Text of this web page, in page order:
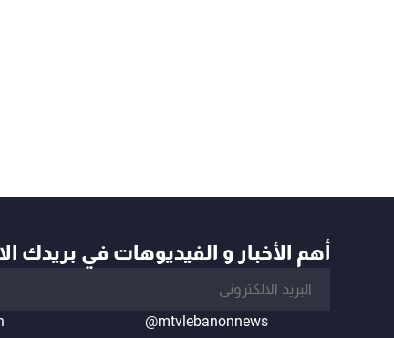
أهم الأخبار و الفيديوهات في بريدك
@mtvlebanonnews